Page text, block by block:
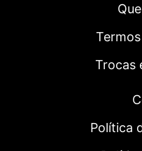
Trocas
Política